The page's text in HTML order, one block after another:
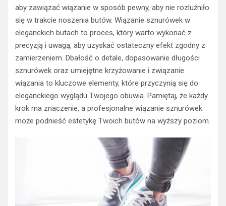
aby zawiązać wiązanie w sposób pewny, aby nie rozluźniło
się w trakcie noszenia butów. Wiązanie sznurówek w
eleganckich butach to proces, który warto wykonać z
precyzją i uwagą, aby uzyskać ostateczny efekt zgodny z
zamierzeniem. Dbałość o detale, dopasowanie długości
sznurówek oraz umiejętne krzyżowanie i związanie
wiązania to kluczowe elementy, które przyczynią się do
eleganckiego wyglądu Twojego obuwia. Pamiętaj, że każdy
krok ma znaczenie, a profesjonalne wiązanie sznurówek
może podnieść estetykę Twoich butów na wyższy poziom.